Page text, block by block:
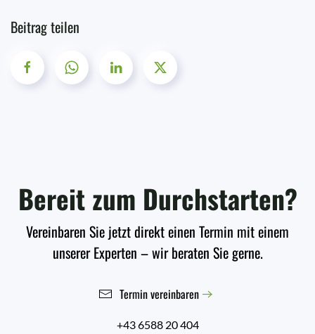
Beitrag teilen
Bereit zum Durchstarten?
Vereinbaren Sie jetzt direkt einen Termin mit einem
unserer Experten – wir beraten Sie gerne.
Termin vereinbaren
+43 6588 20 404